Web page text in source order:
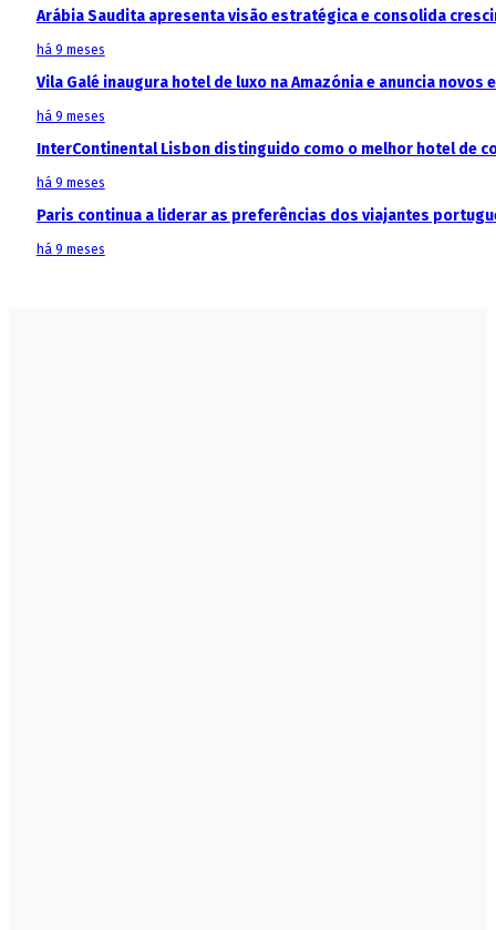
Arábia Saudita apresenta visão estratégica e consolida
há 9 meses
Vila Galé inaugura hotel de luxo na Amazónia e anuncia
há 9 meses
InterContinental Lisbon distinguido como o melhor hotel de
há 9 meses
Paris continua a liderar as preferências dos viajantes
há 9 meses